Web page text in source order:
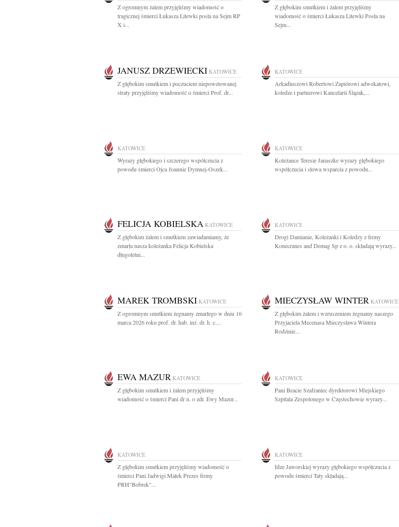
Z ogromnym żalem przyjęliśmy wiadomość o
tragicznej śmierci Łukasza Litewki posła na Sejm RP
X i...
Z głębokim smutkiem i żalem przyjęliśmy
wiadomość o śmierci Łukasza Litewki Posła na
Sejm...
JANUSZ DRZEWIECKI KATOWICE
Z głębokim smutkiem i poczuciem niepowetowanej
straty przyjęliśmy wiadomość o śmierci Prof. dr...
KATOWICE
Arkadiuszowi Robertowi Zapiórowi adwokatowi,
koledze i partnerowi Kancelarii Ślązak,...
KATOWICE
Wyrazy głębokiego i szczerego współczucia z
powodu śmierci Ojca Joannie Dymnej-Oszek...
KATOWICE
Koleżance Teresie Janaszke wyrazy głębokiego
współczucia i słowa wsparcia z powodu...
FELICJA KOBIELSKA KATOWICE
Z głębokim żalem i smutkiem zawiadamiamy, że
zmarła nasza koleżanka Felicja Kobielska
długoletni...
KATOWICE
Drogi Damianie, Koleżanki i Koledzy z firmy
Konecranes and Demag Sp z o. o. składają wyrazy...
MAREK TROMBSKI KATOWICE
Z ogromnym smutkiem żegnamy zmarłego w dniu 16
marca 2026 roku prof. dr. hab. inż. dr. h. c....
MIECZYSŁAW WINTER KATOWICE
Z głębokim żalem i wzruszeniem żegnamy naszego
Przyjaciela Mecenasa Mieczysława Wintera
Rodzinie...
EWA MAZUR KATOWICE
Z głębokim smutkiem i żalem przyjęliśmy
wiadomość o śmierci Pani dr n. o zdr. Ewy Mazur...
KATOWICE
Pani Beacie Szafraniec dyrektorowi Miejskiego
Szpitala Zespolonego w Częstochowie wyrazy...
KATOWICE
Z głębokim smutkiem przyjęliśmy wiadomość o
śmierci Pani Jadwigi Małek Prezes firmy
PRH"Bobrek"...
KATOWICE
Idze Jaworskiej wyrazy głębokiego współczucia z
powodu śmierci Taty składają...